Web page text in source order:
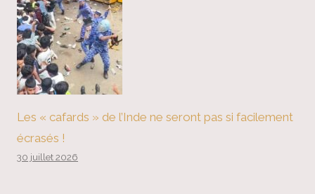
Les « cafards » de l’Inde ne seront pas si facilement
écrasés !
30 juillet 2026